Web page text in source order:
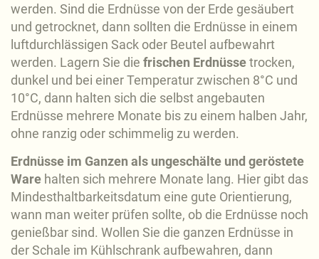
werden. Sind die Erdnüsse von der Erde gesäubert
und getrocknet, dann sollten die Erdnüsse in einem
luftdurchlässigen Sack oder Beutel aufbewahrt
werden. Lagern Sie die frischen Erdnüssetrocken,
dunkel und bei einer Temperatur zwischen 8°C und
10°C, dann halten sich die selbst angebauten
Erdnüsse mehrere Monate bis zu einem halben Jahr,
ohne ranzig oder schimmelig zu werden.
Erdnüsse im Ganzen als ungeschälte und geröstete
Ware halten sich mehrere Monate lang. Hier gibt das
Mindesthaltbarkeitsdatum eine gute Orientierung,
wann man weiter prüfen sollte, ob die Erdnüsse noch
genießbar sind. Wollen Sie die ganzen Erdnüsse in
der Schale im Kühlschrank aufbewahren, dann